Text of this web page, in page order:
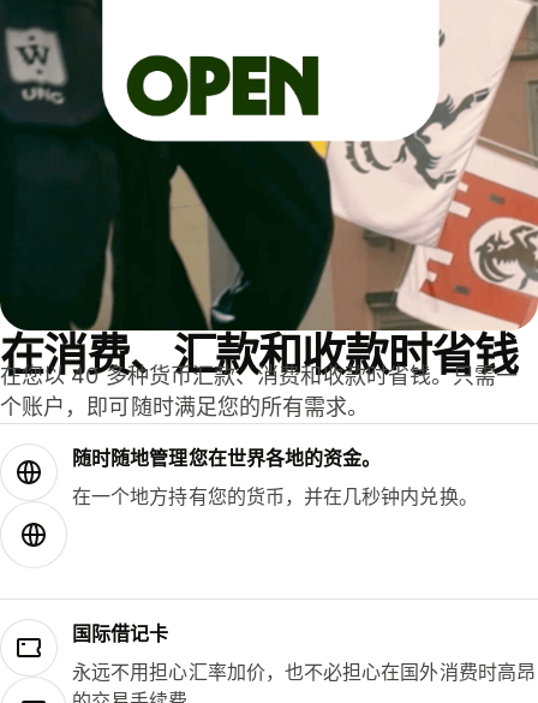
在消费、汇款和收款时省钱
在您以 40 多种货币汇款、消费和收款时省钱。只需一
个账户，即可随时满足您的所有需求。
随时随地管理您在世界各地的资金。
在一个地方持有您的货币，并在几秒钟内兑换。
国际借记卡
永远不用担心汇率加价，也不必担心在国外消费时高昂